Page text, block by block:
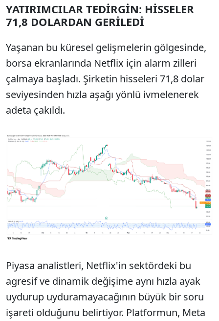
YATIRIMCILAR TEDİRGİN: HİSSELER
71,8 DOLARDAN GERİLEDİ
Yaşanan bu küresel gelişmelerin gölgesinde,
borsa ekranlarında Netflix için alarm zilleri
çalmaya başladı. Şirketin hisseleri 71,8 dolar
seviyesinden hızla aşağı yönlü ivmelenerek
adeta çakıldı.
Piyasa analistleri, Netflix'in sektördeki bu
agresif ve dinamik değişime aynı hızla ayak
uydurup uyduramayacağının büyük bir soru
işareti olduğunu belirtiyor. Platformun, Meta